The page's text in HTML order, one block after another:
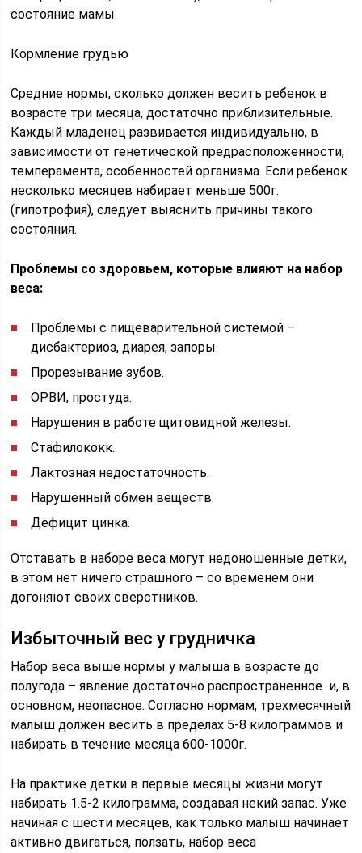
состояние мамы.
Кормление грудью
Средние нормы, сколько должен весить ребенок в
возрасте три месяца, достаточно приблизительные.
Каждый младенец развивается индивидуально, в
зависимости от генетической предрасположенности,
темперамента, особенностей организма. Если ребенок
несколько месяцев набирает меньше 500г.
(гипотрофия), следует выяснить причины такого
состояния.
Проблемы со здоровьем, которые влияют на набор
веса:
Проблемы с пищеварительной системой –
дисбактериоз, диарея, запоры.
Прорезывание зубов.
ОРВИ, простуда.
Нарушения в работе щитовидной железы.
Стафилококк.
Лактозная недостаточность.
Нарушенный обмен веществ.
Дефицит цинка.
Отставать в наборе веса могут недоношенные детки,
в этом нет ничего страшного – со временем они
догоняют своих сверстников.
Избыточный вес у грудничка
Набор веса выше нормы у малыша в возрасте до
полугода – явление достаточно распространенное и, в
основном, неопасное. Согласно нормам, трехмесячный
малыш должен весить в пределах 5-8 килограммов и
набирать в течение месяца 600-1000г.
На практике детки в первые месяцы жизни могут
набирать 1.5-2 килограмма, создавая некий запас. Уже
начиная с шести месяцев, как только малыш начинает
активно двигаться, ползать, набор веса